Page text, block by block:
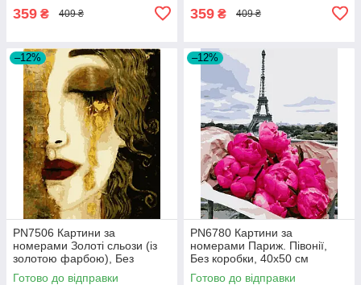
359 ₴ 409 ₴ 359 ₴ 409 ₴
–12%
PN7506 Картини за
номерами Золоті сльози (із
золотою фарбою), Без
коробки, 40х50 см
Готово до відправки
–12%
PN6780 Картини за
номерами Париж. Півонії,
Без коробки, 40х50 см
Готово до відправки